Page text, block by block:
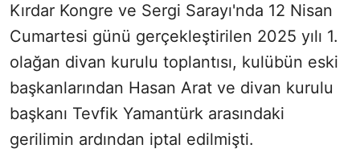
Kırdar Kongre ve Sergi Sarayı'nda 12 Nisan
Cumartesi günü gerçekleştirilen 2025 yılı 1.
olağan divan kurulu toplantısı, kulübün eski
başkanlarından Hasan Arat ve divan kurulu
başkanı Tevfik Yamantürk arasındaki
gerilimin ardından iptal edilmişti.